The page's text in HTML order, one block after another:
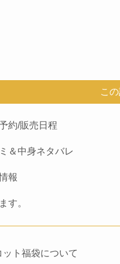
こ
約/販売日程
＆中身ネタバレ
報
す。
ト福袋について